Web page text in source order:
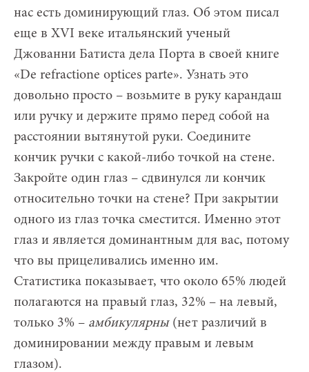
нас есть доминирующий глаз. Об этом писал
еще в XVI веке итальянский ученый
Джованни Батиста дела Порта в своей книге
«De refractione optices parte». Узнать это
довольно просто – возьмите в руку карандаш
или ручку и держите прямо перед собой на
расстоянии вытянутой руки. Соедините
кончик ручки с какой-либо точкой на стене.
Закройте один глаз – сдвинулся ли кончик
относительно точки на стене? При закрытии
одного из глаз точка сместится. Именно этот
глаз и является доминантным для вас, потому
что вы прицеливались именно им.
Статистика показывает, что около 65% людей
полагаются на правый глаз, 32% – на левый,
только 3% – амбикулярны(нет различий в
доминировании между правым и левым
глазом).